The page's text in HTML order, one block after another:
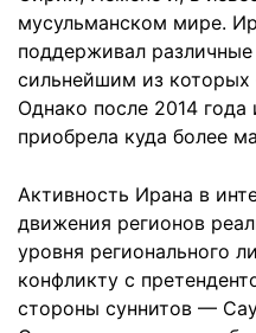
мусульманском мире.
поддерживал
сильнейшим из которых
Однако после 2014 года
приобрела куда более
Активность Ирана в
движения регионов
уровня регионального
конфликту с
стороны суннитов —